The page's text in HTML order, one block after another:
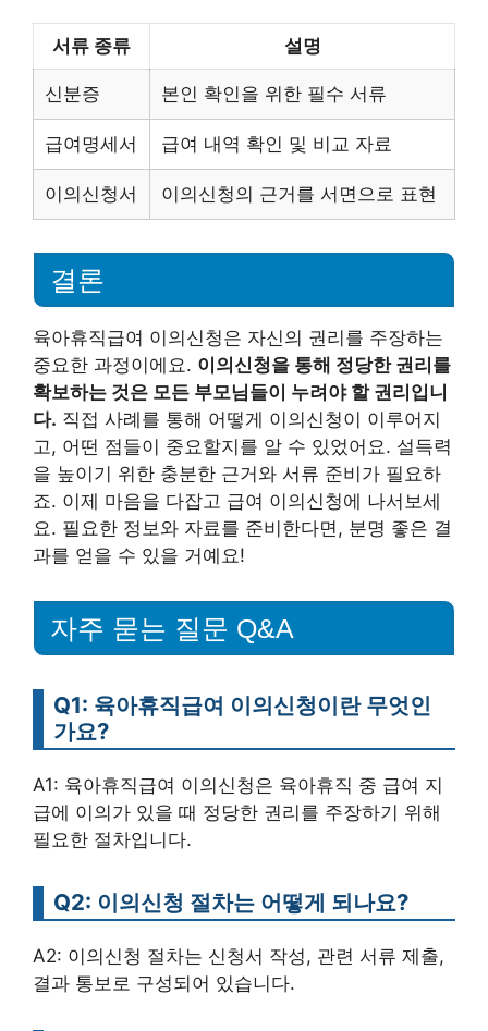
서류 종류 설명
신분증 본인 확인을 위한 필수 서류
급여명세서 급여 내역 확인 및 비교 자료
이의신청서 이의신청의 근거를 서면으로 표현
결론
육아휴직급여 이의신청은 자신의 권리를 주장하는
중요한 과정이에요. 이의신청을 통해 정당한 권리를
확보하는 것은 모든 부모님들이 누려야 할 권리입니
다. 직접 사례를 통해 어떻게 이의신청이 이루어지
고, 어떤 점들이 중요할지를 알 수 있었어요. 설득력
을 높이기 위한 충분한 근거와 서류 준비가 필요하
죠. 이제 마음을 다잡고 급여 이의신청에 나서보세
요. 필요한 정보와 자료를 준비한다면, 분명 좋은 결
과를 얻을 수 있을 거예요!
자주 묻는 질문 Q&A
Q1: 육아휴직급여 이의신청이란 무엇인
가요?
A1: 육아휴직급여 이의신청은 육아휴직 중 급여 지
급에 이의가 있을 때 정당한 권리를 주장하기 위해
필요한 절차입니다.
Q2: 이의신청 절차는 어떻게 되나요?
A2: 이의신청 절차는 신청서 작성, 관련 서류 제출,
결과 통보로 구성되어 있습니다.